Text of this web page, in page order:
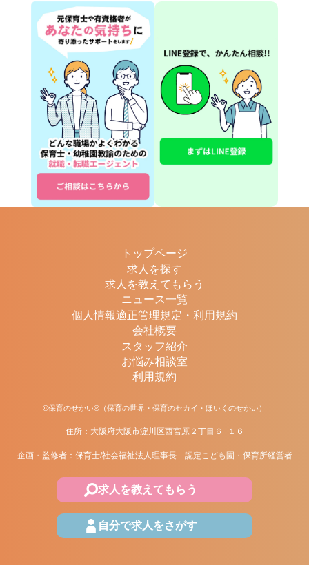
トップページ
求人を探す
求人を教えてもらう
ニュース一覧
個人情報適正管理規定・利用規約
会社概要
スタッフ紹介
お悩み相談室
利用規約
©保育のせかい®（保育の世界・保育のセカイ・ほいくのせかい）
住所：大阪府大阪市淀川区西宮原２丁目６−１６
企画・監修者：保育士/社会福祉法人理事長 認定こども園・保育所経営者
求人を教えてもらう
自分で求人をさがす